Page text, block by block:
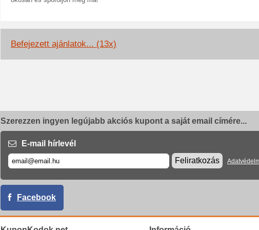
Befejezett ajánlatok... (13x)
Szerezzen ingyen legújabb akciós kupont a saját email címére...
E-mail hírlevél
Feliratkozás
Facebook